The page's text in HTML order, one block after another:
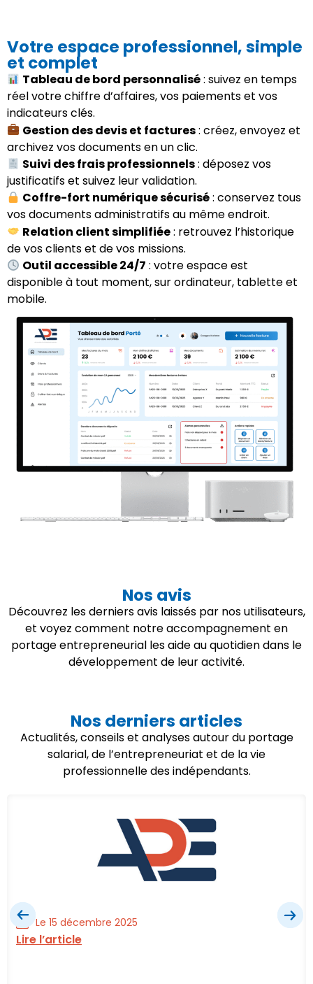
Votre espace professionnel, simple
et complet
Tableau de bord personnalisé: suivez en temps
réel votre chiffre d’affaires, vos paiements et vos
indicateurs clés.
Gestion des devis et factures: créez, envoyez et
archivez vos documents en un clic.
Suivi des frais professionnels: déposez vos
justificatifs et suivez leur validation.
Coffre-fort numérique sécurisé: conservez tous
vos documents administratifs au même endroit.
Relation client simplifiée: retrouvez l’historique
de vos clients et de vos missions.
Outil accessible 24/7 : votre espace est
disponible à tout moment, sur ordinateur, tablette et
mobile.
Nos avis
Découvrez les derniers avis laissés par nos utilisateurs,
et voyez comment notre accompagnement en
portage entrepreneurial les aide au quotidien dans le
développement de leur activité.
Nos derniers articles
Actualités, conseils et analyses autour du portage
salarial, de l’entrepreneuriat et de la vie
professionnelle des indépendants.
Le 15 décembre 2025
Lire l’article